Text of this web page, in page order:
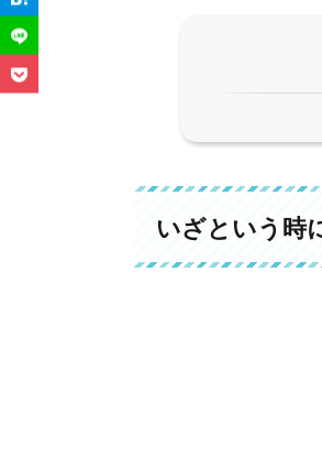
1-2. 渋滞
1-3. 短距
普段から
通勤
いざという時